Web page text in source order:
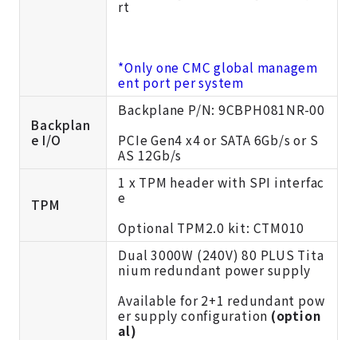
rt
*Only one CMC global managem
ent port per system
Backplan
e I/O
Backplane P/N: 9CBPH081NR-00
PCIe Gen4 x4 or SATA 6Gb/s or S
AS 12Gb/s
TPM
1 x TPM header with SPI interfac
e
Optional TPM2.0 kit: CTM010
Dual 3000W (240V) 80 PLUS Tita
nium redundant power supply
Available for 2+1 redundant pow
er supply configuration (option
al)